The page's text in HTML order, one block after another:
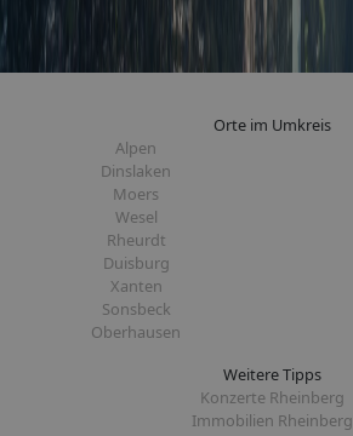
Orte im Umkreis
Alpen
Dinslaken
Moers
Wesel
Rheurdt
Duisburg
Xanten
Sonsbeck
Oberhausen
Weitere Tipps
Konzerte Rheinberg
Immobilien Rheinberg